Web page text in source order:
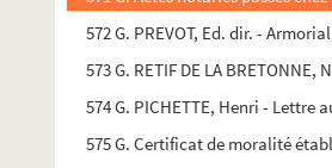
572 G. PREVOT, Ed. dir. -
573 G. RETIF DE LA
574 G. PICHETTE, Henri - Lettre
575 G. Certificat de moralité